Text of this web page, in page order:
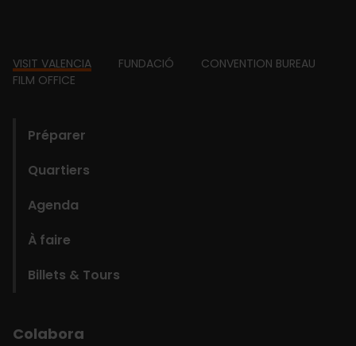
Footer
VISIT VALENCIA FUNDACIÓ
CONVENTION BUREAU
FILM OFFICE
Préparer
Quartiers
Agenda
À faire
Billets & Tours
Colabora